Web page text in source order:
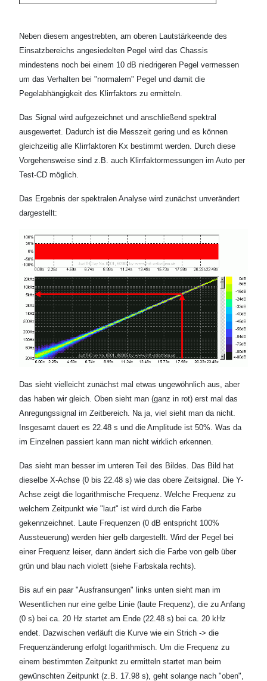
Neben diesem angestrebten, am oberen Lautstärkeende des
Einsatzbereichs angesiedelten Pegel wird das Chassis
mindestens noch bei einem 10 dB niedrigeren Pegel vermessen
um das Verhalten bei "normalem" Pegel und damit die
Pegelabhängigkeit des Klirrfaktors zu ermitteln.
Das Signal wird aufgezeichnet und anschließend spektral
ausgewertet. Dadurch ist die Messzeit gering und es können
gleichzeitig alle Klirrfaktoren Kx bestimmt werden. Durch diese
Vorgehensweise sind z.B. auch Klirrfaktormessungen im Auto per
Test-CD möglich.
Das Ergebnis der spektralen Analyse wird zunächst unverändert
dargestellt:
Das sieht vielleicht zunächst mal etwas ungewöhnlich aus, aber
das haben wir gleich. Oben sieht man (ganz in rot) erst mal das
Anregungssignal im Zeitbereich. Na ja, viel sieht man da nicht.
Insgesamt dauert es 22.48 s und die Amplitude ist 50%. Was da
im Einzelnen passiert kann man nicht wirklich erkennen.
Das sieht man besser im unteren Teil des Bildes. Das Bild hat
dieselbe X-Achse (0 bis 22.48 s) wie das obere Zeitsignal. Die Y-
Achse zeigt die logarithmische Frequenz. Welche Frequenz zu
welchem Zeitpunkt wie "laut" ist wird durch die Farbe
gekennzeichnet. Laute Frequenzen (0 dB entspricht 100%
Aussteuerung) werden hier gelb dargestellt. Wird der Pegel bei
einer Frequenz leiser, dann ändert sich die Farbe von gelb über
grün und blau nach violett (siehe Farbskala rechts).
Bis auf ein paar "Ausfransungen" links unten sieht man im
Wesentlichen nur eine gelbe Linie (laute Frequenz), die zu Anfang
(0 s) bei ca. 20 Hz startet am Ende (22.48 s) bei ca. 20 kHz
endet. Dazwischen verläuft die Kurve wie ein Strich -> die
Frequenzänderung erfolgt logarithmisch. Um die Frequenz zu
einem bestimmten Zeitpunkt zu ermitteln startet man beim
gewünschten Zeitpunkt (z.B. 17.98 s), geht solange nach "oben",